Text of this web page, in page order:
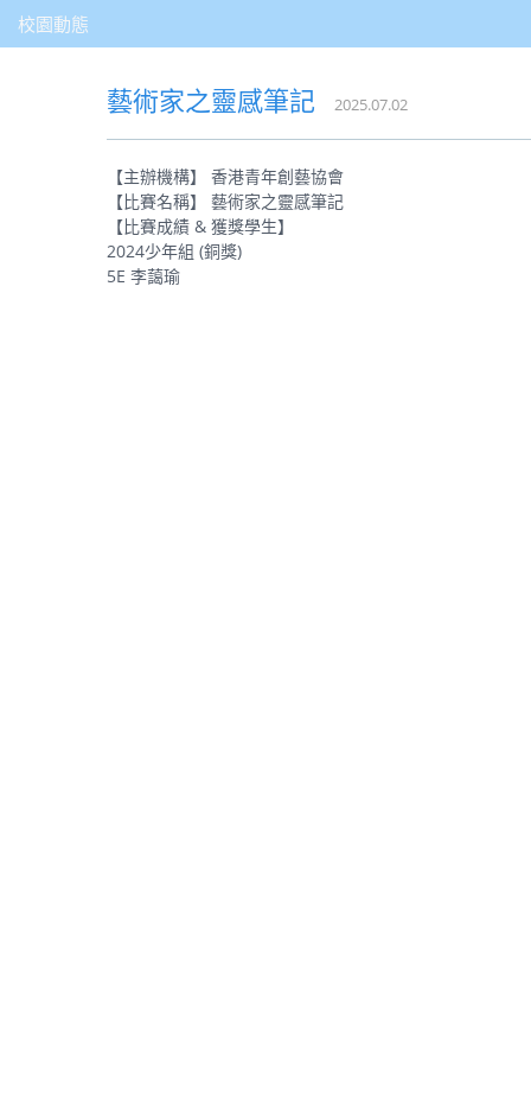
校園動態
藝術家之靈感筆記 2025.07.02
【主辦機構】 香港青年創藝協會
【比賽名稱】 藝術家之靈感筆記
【比賽成績 & 獲獎學生】
2024少年組 (銅獎)
5E 李藹瑜